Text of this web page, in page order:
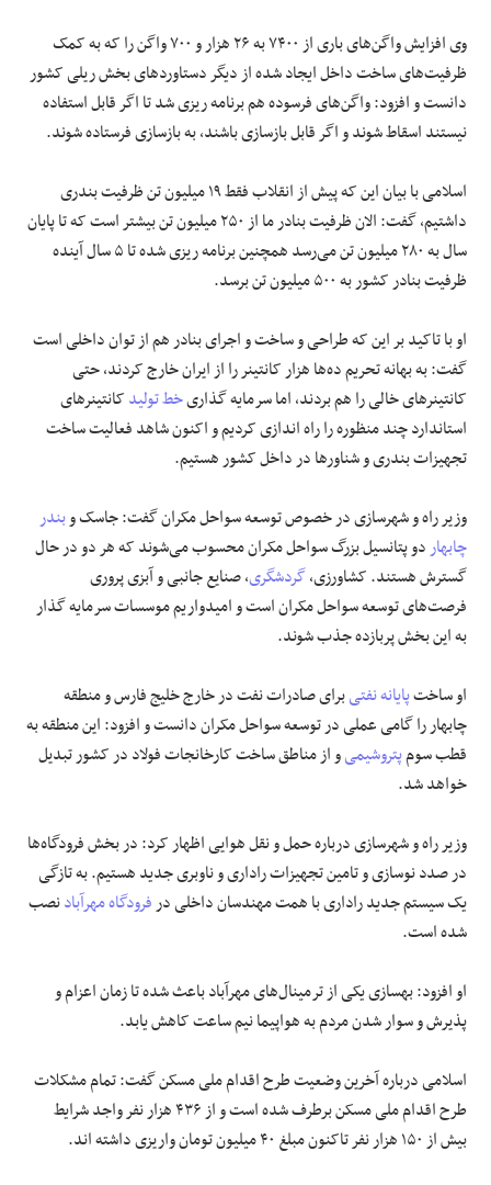
وی افزایش واگن‌های باری از ۷۴۰۰ به ۲۶ هزار و ۷۰۰ واگن را که به کمک
ظرفیت‌های ساخت داخل ایجاد شده از دیگر دستاورد‌های بخش ریلی کشور
دانست و افزود: واگن‌های فرسوده هم برنامه ریزی شد تا اگر قابل استفاده
نیستند اسقاط شوند و اگر قابل بازسازی باشند، به بازسازی فرستاده شوند.
اسلامی با بیان این که پیش از انقلاب فقط ۱۹ میلیون تن ظرفیت بندری
داشتیم، گفت: الان ظرفیت بنادر ما از ۲۵۰ میلیون تن بیشتر است که تا پایان
سال به ۲۸۰ میلیون تن می‌رسد همچنین برنامه ریزی شده تا ۵ سال آینده
ظرفیت بنادر کشور به ۵۰۰ میلیون تن برسد.
او با تاکید بر این که طراحی و ساخت و اجرای بنادر هم از توان داخلی است
گفت: به بهانه تحریم ده‌ها هزار کانتینر را از ایران خارج کردند، حتی
کانتینر‌های خالی را هم بردند، اما سرمایه گذاریخط تولیدکانتینر‌های
استاندارد چند منظوره را راه اندازی کردیم و اکنون شاهد فعالیت ساخت
تجهیزات بندری و شناور‌ها در داخل کشور هستیم.
وزیر راه و شهرسازی در خصوص توسعه سواحل مکران گفت: جاسک وبندر
چابهاردو پتانسیل بزرگ سواحل مکران محسوب می‌شوند که هر دو در حال
گسترش هستند. کشاورزی،گردشگری، صنایع جانبی و آبزی پروری
فرصت‌های توسعه سواحل مکران است و امیدواریم موسسات سرمایه گذار
به این بخش پربازده جذب شوند.
او ساختپایانه نفتیبرای صادرات نفت در خارج خلیج فارس و منطقه
چابهار را گامی عملی در توسعه سواحل مکران دانست و افزود: این منطقه به
قطب سومپتروشیمیو از مناطق ساخت کارخانجات فولاد در کشور تبدیل
خواهد شد.
وزیر راه و شهرسازی درباره حمل و نقل هوایی اظهار کرد: در بخش فرودگاه‌ها
در صدد نوسازی و تامین تجهیزات راداری و ناوبری جدید هستیم. به تازگی
یک سیستم جدید راداری با همت مهندسان داخلی درفرودگاه مهرآبادنصب
شده است.
او افزود: بهسازی یکی از ترمینال‌های مهرآباد باعث شده تا زمان اعزام و
پذیرش و سوار شدن مردم به هواپیما نیم ساعت کاهش یابد.
اسلامی درباره آخرین وضعیت طرح اقدام ملی مسکن گفت: تمام مشکلات
طرح اقدام ملی مسکن برطرف شده است و از ۴۳۶ هزار نفر واجد شرایط
بیش از ۱۵۰ هزار نفر تاکنون مبلغ ۴۰ میلیون تومان واریزی داشته اند.